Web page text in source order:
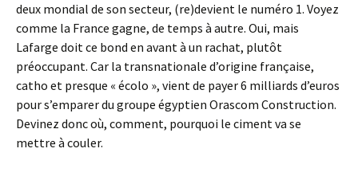
deux mondial de son secteur, (re)devient le numéro 1. Voyez
comme la France gagne, de temps à autre. Oui, mais
Lafarge doit ce bond en avant à un rachat, plutôt
préoccupant. Car la transnationale d’origine française,
catho et presque « écolo », vient de payer 6 milliards d’euros
pour s’emparer du groupe égyptien Orascom Construction.
Devinez donc où, comment, pourquoi le ciment va se
mettre à couler.